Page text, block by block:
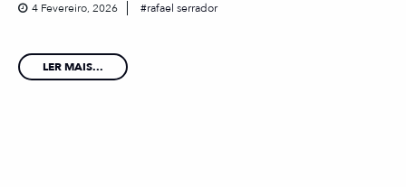
4 Fevereiro, 2026 rafael serrador
LER MAIS...